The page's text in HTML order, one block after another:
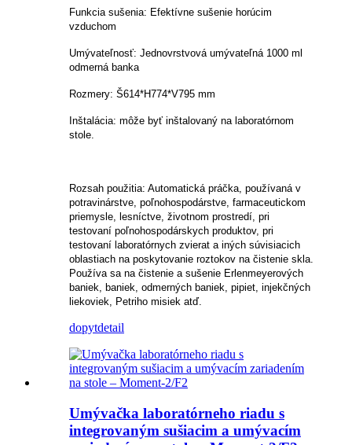
Funkcia sušenia: Efektívne sušenie horúcim
vzduchom
Umývateľnosť: Jednovrstvová umývateľná 1000 ml
odmerná banka
Rozmery: Š614*H774*V795 mm
Inštalácia: môže byť inštalovaný na laboratórnom
stole.
Rozsah použitia: Automatická práčka, používaná v
potravinárstve, poľnohospodárstve, farmaceutickom
priemysle, lesníctve, životnom prostredí, pri
testovaní poľnohospodárskych produktov, pri
testovaní laboratórnych zvierat a iných súvisiacich
oblastiach na poskytovanie roztokov na čistenie skla.
Používa sa na čistenie a sušenie Erlenmeyerových
baniek, baniek, odmerných baniek, pipiet, injekčných
liekoviek, Petriho misiek atď.
dopytdetail
Umývačka laboratórneho riadu s
integrovaným sušiacim a umývacím